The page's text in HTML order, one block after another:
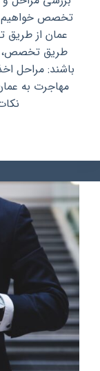
تخصص خواهیم
عمان از
طریق تخصص،
باشند: مراحل
مهاجرت به